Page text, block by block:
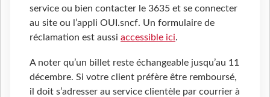
service ou bien contacter le 3635 et se connecter
au site ou l’appli OUI.sncf. Un formulaire de
réclamation est aussi accessible ici.
A noter qu’un billet reste échangeable jusqu’au 11
décembre. Si votre client préfère être remboursé,
il doit s’adresser au service clientèle par courrier à